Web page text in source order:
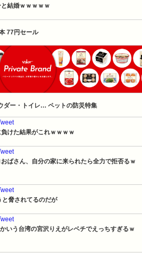
結婚ｗｗｗｗｗ
77円セール
ダー・トイレ… ペットの防災特集
けた結果がこれｗｗｗｗ
ばさん、自分の家に来られたら全力で拒否るｗ
脅されてるのだが
いう台湾の宮沢りえがレベチでえっちすぎるｗ